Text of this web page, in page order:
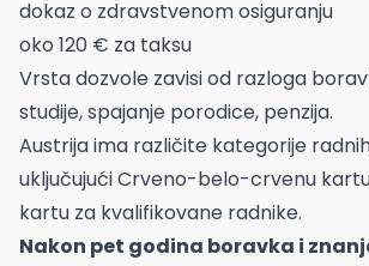
dokaz o zdravstvenom osiguranju
oko 120 € za taksu
Vrsta dozvole zavisi od razloga
studije, spajanje porodice, penzija.
Austrija ima različite kategorije
uključujući Crveno-belo-crvenu kartu
kartu za kvalifikovane radnike.
Nakon pet godina boravka i